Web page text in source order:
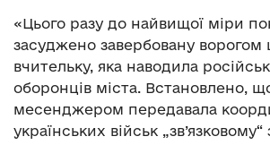
«Цього разу до найвищої міри
засуджено завербовану ворогом
вчительку, яка наводила
оборонців міста. Встановлено,
месенджером передавала
українських військ